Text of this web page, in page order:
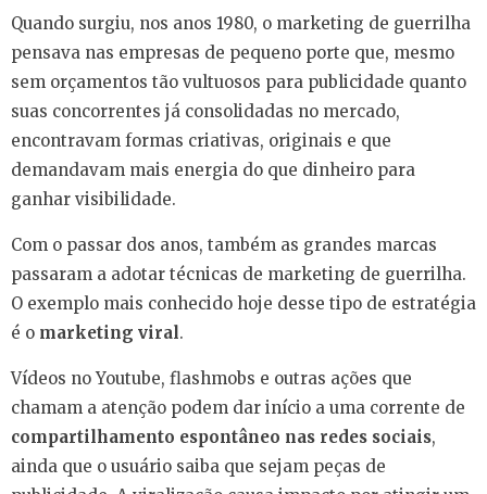
Quando surgiu, nos anos 1980, o marketing de guerrilha
pensava nas empresas de pequeno porte que, mesmo
sem orçamentos tão vultuosos para publicidade quanto
suas concorrentes já consolidadas no mercado,
encontravam formas criativas, originais e que
demandavam mais energia do que dinheiro para
ganhar visibilidade.
Com o passar dos anos, também as grandes marcas
passaram a adotar técnicas de marketing de guerrilha.
O exemplo mais conhecido hoje desse tipo de estratégia
é o marketing viral .
Vídeos no Youtube, flashmobs e outras ações que
chamam a atenção podem dar início a uma corrente de
compartilhamento espontâneo nas redes sociais,
ainda que o usuário saiba que sejam peças de